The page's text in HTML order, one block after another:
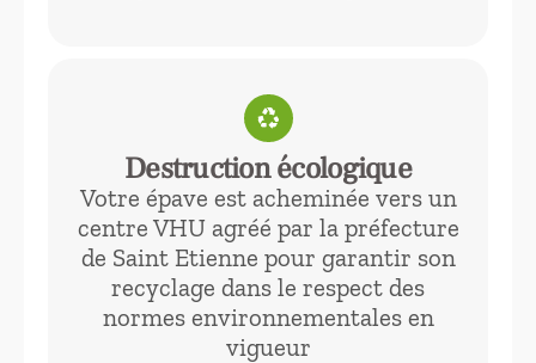
recycling
Destruction écologique
Votre épave est acheminée vers un
centre VHU agréé par la préfecture
de Saint Etienne pour garantir son
recyclage dans le respect des
normes environnementales en
vigueur